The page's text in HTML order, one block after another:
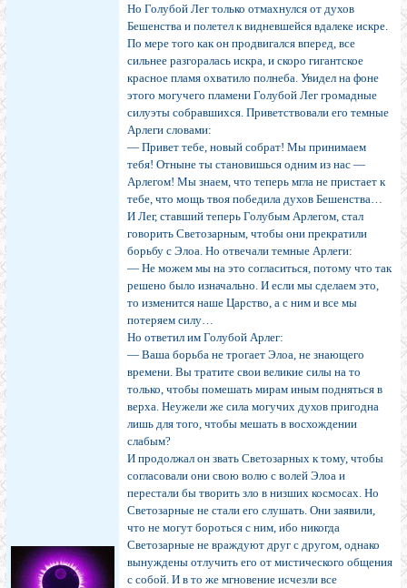
Но Голубой Лег только отмахнулся от духов
Бешенства и полетел к видневшейся вдалеке искре.
По мере того как он продвигался вперед, все
сильнее разгоралась искра, и скоро гигантское
красное пламя охватило полнеба. Увидел на фоне
этого могучего пламени Голубой Лег громадные
силуэты собравшихся. Приветствовали его темные
Арлеги словами:
— Привет тебе, новый собрат! Мы принимаем
тебя! Отныне ты становишься одним из нас —
Арлегом! Мы знаем, что теперь мгла не пристает к
тебе, что мощь твоя победила духов Бешенства…
И Лег, ставший теперь Голубым Арлегом, стал
говорить Светозарным, чтобы они прекратили
борьбу с Элоа. Но отвечали темные Арлеги:
— Не можем мы на это согласиться, потому что так
решено было изначально. И если мы сделаем это,
то изменится наше Царство, а с ним и все мы
потеряем силу…
Но ответил им Голубой Арлег:
— Ваша борьба не трогает Элоа, не знающего
времени. Вы тратите свои великие силы на то
только, чтобы помешать мирам иным подняться в
верха. Неужели же сила могучих духов пригодна
лишь для того, чтобы мешать в восхождении
слабым?
И продолжал он звать Светозарных к тому, чтобы
согласовали они свою волю с волей Элоа и
перестали бы творить зло в низших космосах. Но
Светозарные не стали его слушать. Они заявили,
что не могут бороться с ним, ибо никогда
Светозарные не враждуют друг с другом, однако
вынуждены отлучить его от мистического общения
с собой. И в то же мгновение исчезли все